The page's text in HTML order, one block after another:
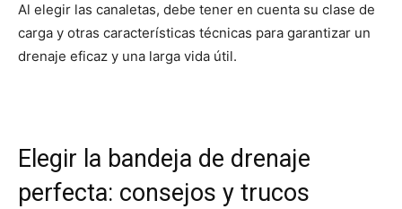
Al elegir las canaletas, debe tener en cuenta su clase de
carga y otras características técnicas para garantizar un
drenaje eficaz y una larga vida útil.
Elegir la bandeja de drenaje
perfecta: consejos y trucos